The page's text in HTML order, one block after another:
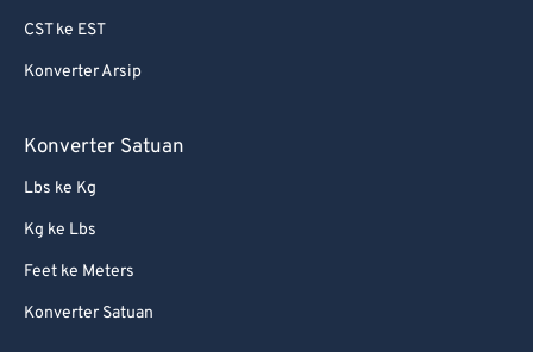
CST ke EST
Konverter Arsip
Konverter Satuan
Lbs ke Kg
Kg ke Lbs
Feet ke Meters
Konverter Satuan